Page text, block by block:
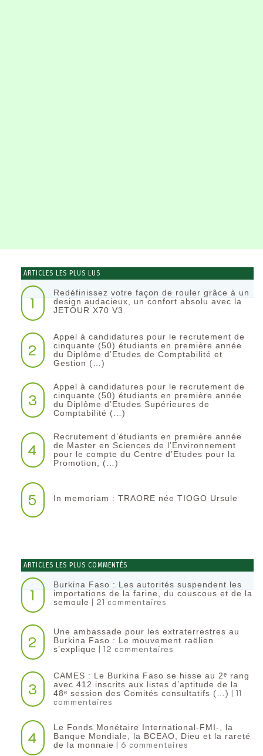
ARTICLES LES PLUS LUS
1
Redéfinissez votre façon de rouler grâce à un
design audacieux, un confort absolu avec la
JETOUR X70 V3
2
Appel à candidatures pour le recrutement de
cinquante (50) étudiants en première année
du Diplôme d’Etudes de Comptabilité et
Gestion (…)
3
Appel à candidatures pour le recrutement de
cinquante (50) étudiants en première année
du Diplôme d’Etudes Supérieures de
Comptabilité (…)
4
Recrutement d’étudiants en première année
de Master en Sciences de l’Environnement
pour le compte du Centre d’Etudes pour la
Promotion, (…)
5 In memoriam : TRAORE née TIOGO Ursule
ARTICLES LES PLUS COMMENTÉS
1
Burkina Faso : Les autorités suspendent les
importations de la farine, du couscous et de la
semoule | 21 commentaires
2
Une ambassade pour les extraterrestres au
Burkina Faso : Le mouvement raëlien
s’explique | 12 commentaires
3
CAMES : Le Burkina Faso se hisse au 2ᵉ rang
avec 412 inscrits aux listes d’aptitude de la
48ᵉ session des Comités consultatifs (…) | 11
commentaires
4
Le Fonds Monétaire International-FMI-, la
Banque Mondiale, la BCEAO, Dieu et la rareté
de la monnaie | 6 commentaires